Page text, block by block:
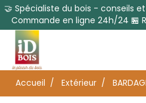
🤝 Spécialiste du bois - conseils
Commande en ligne 24h/24 🏪
Accueil Extérieur